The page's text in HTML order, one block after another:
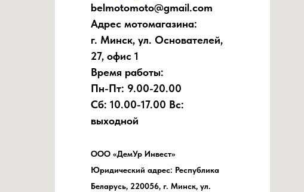
belmotomoto@gmail.com
Адрес мотомагазина:
г. Минск, ул. Основателей,
27, офис 1
Время работы:
Пн-Пт: 9.00-20.00
Сб: 10.00-17.00 Вс:
выходной
ООО «ДемУр Инвест»
Юридический адрес: Республика
Беларусь, 220056, г. Минск, ул.